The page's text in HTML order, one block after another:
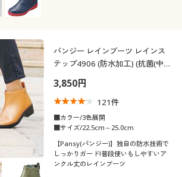
無地 花柄
リボン
レザー
・特徴
ォッシャブル(洗
る)
撥水
Ｖカット・紫外線
策
抗菌防臭
ト
カジュアル
ギュラー
パンジー レインブーツ レインス
テップ4906 (防水加工) (抗菌(中
3,850円
121件
■カラー/3色展開
■サイズ/22.5cm～25.0cm
【Pansy(パンジー)】独自の防水技術で
しっかりガード!普段使いもしやすいア
ンクル丈のレインブーツ